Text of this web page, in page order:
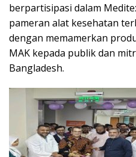
berpartisipasi dalam
pameran alat kesehatan
dengan memamerkan
MAK kepada publik dan
Bangladesh.